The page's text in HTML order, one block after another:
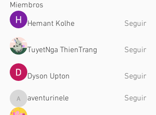
Miembros
Hemant Kolhe
Seguir
TuyetNga ThienTrang Seguir
Dyson Upton Seguir
aventurinele
aventurinele Seguir